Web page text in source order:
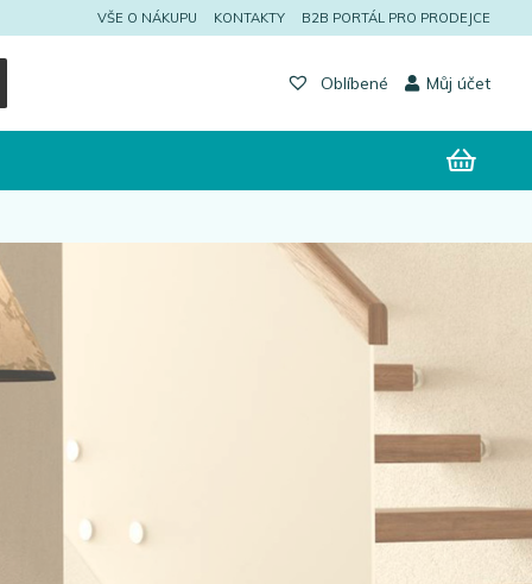
VŠE O NÁKUPU KONTAKTY B2B PORTÁL PRO PRODEJCE
Oblíbené Můj účet